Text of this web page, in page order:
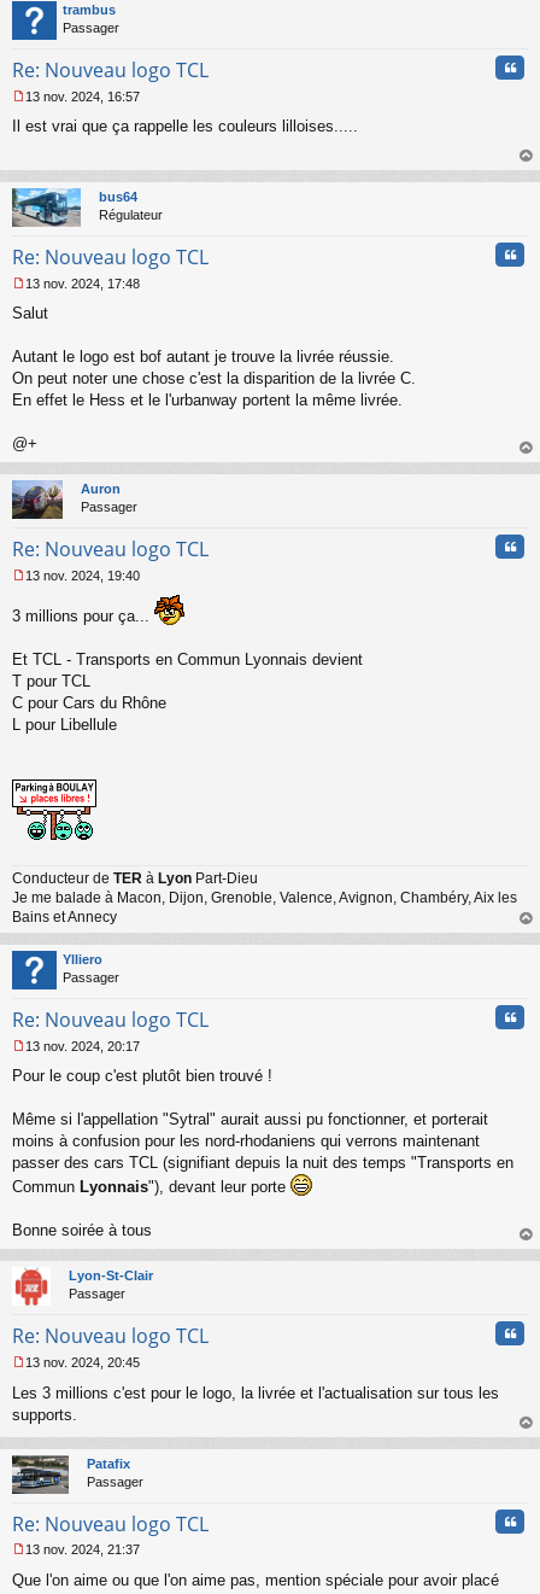
trambus
Passager
Re: Nouveau logo TCL
e
a
g
e
o
l
u
13 nov. 2024, 16:57
Il est vrai que ça rappelle les couleurs lilloises.....
au
bus64
Régulateur
Re: Nouveau logo TCL
e
s
g
e
o
n
l
u
13 nov. 2024, 17:48
Salut
Autant le logo est bof autant je trouve la livrée réussie.
On peut noter une chose c'est la disparition de la livrée C.
En effet le Hess et le l'urbanway portent la même livrée.
@+
au
Auron
Passager
Re: Nouveau logo TCL
s
a
g
e
n
o
u
13 nov. 2024, 19:40
3 millions pour ça...
Et TCL - Transports en Commun Lyonnais devient
T pour TCL
C pour Cars du Rhône
L pour Libellule
Conducteur de TER à Lyon Part-Dieu
Je me balade à Macon, Dijon, Grenoble, Valence, Avignon, Chambéry, Aix les
Bains et Annecy
au
Ylliero
Passager
Re: Nouveau logo TCL
e
s
g
e
n
l
u
13 nov. 2024, 20:17
Pour le coup c'est plutôt bien trouvé !
Même si l'appellation "Sytral" aurait aussi pu fonctionner, et porterait
moins à confusion pour les nord-rhodaniens qui verrons maintenant
passer des cars TCL (signifiant depuis la nuit des temps "Transports en
Commun Lyonnais"), devant leur porte
Bonne soirée à tous
au
Lyon-St-Clair
Passager
Re: Nouveau logo TCL
e
s
a
g
e
o
l
u
13 nov. 2024, 20:45
Les 3 millions c'est pour le logo, la livrée et l'actualisation sur tous les
supports.
au
Patafix
Passager
Re: Nouveau logo TCL
e
13 nov. 2024, 21:37
Que l'on aime ou que l'on aime pas, mention spéciale pour avoir placé